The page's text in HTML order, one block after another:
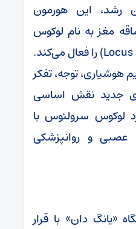
رشد، این هورمون
مغز به نام لوکوس
سرولئوس (Locus Coeruleus) را فعال می‌کند.
هوشیاری، توجه، تفکر
جدید نقش اساسی
لوکوس سرولئوس با
عصبی و روانپزشکی
«یانگ دان» با قرار